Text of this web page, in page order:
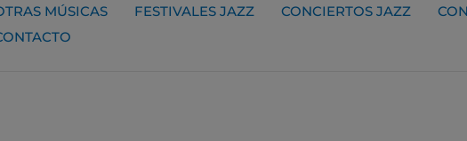
MÚSICAS FESTIVALES JAZZ CONCIERTOS JAZZ